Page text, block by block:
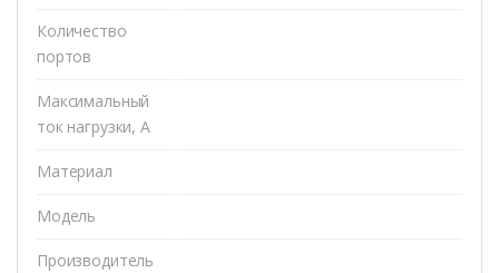
Количество
портов
Максимальный
ток нагрузки, А
Материал
Модель
Производитель